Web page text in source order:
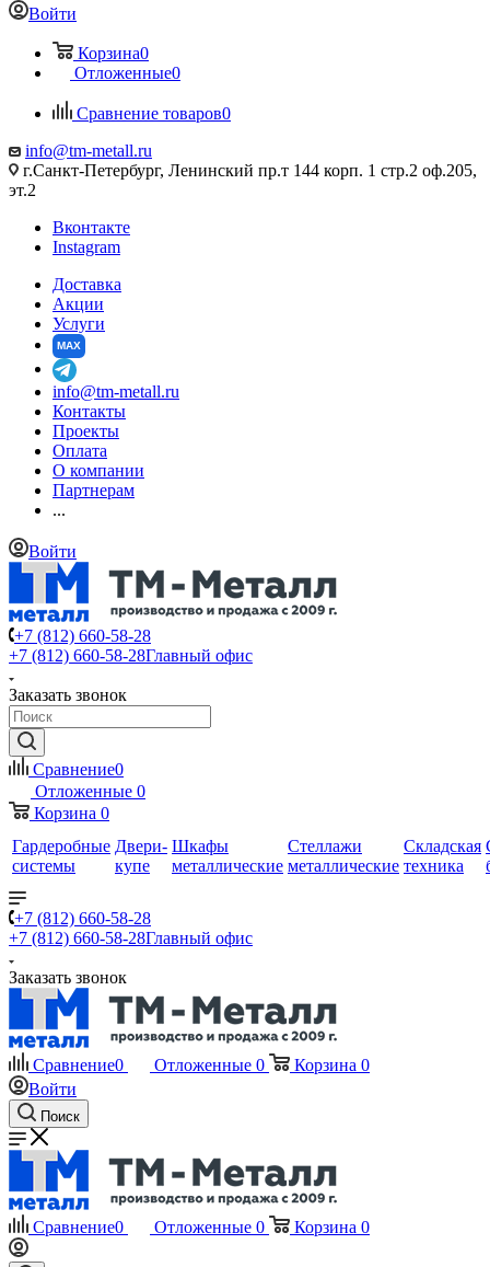
Войти
Корзина0
Отложенные0
Сравнение товаров0
info@tm-metall.ru
г.Санкт-Петербург, Ленинский пр.т 144 корп. 1 стр.2 оф.205,
эт.2
Вконтакте
Instagram
Доставка
Акции
Услуги
MAX
info@tm-metall.ru
Контакты
Проекты
Оплата
О компании
Партнерам
...
Войти
+7 (812) 660-58-28
+7 (812) 660-58-28Главный офис
Заказать звонок
Сравнение0
Отложенные 0
Корзина 0
Гардеробные
системы
Двери-
купе
Шкафы
металлические
Стеллажи
металлические
Складская
техника
+7 (812) 660-58-28
+7 (812) 660-58-28Главный офис
Заказать звонок
Сравнение0 Отложенные 0 Корзина 0
Войти
Поиск
Сравнение0 Отложенные 0 Корзина 0